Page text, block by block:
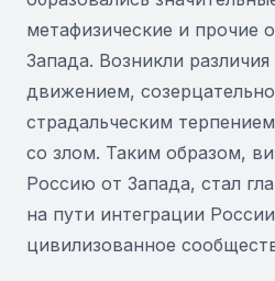
метафизические и прочие
Запада. Возникли
движением,
страдальческим
со злом. Таким образом,
Россию от Запада, стал
на пути интеграции
цивилизованное